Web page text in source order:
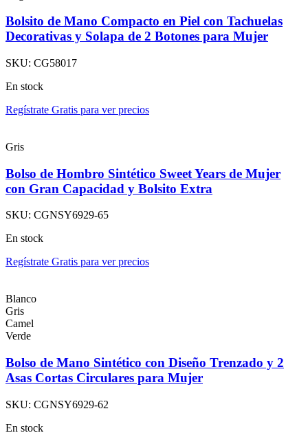
Bolsito de Mano Compacto en Piel con Tachuelas
Decorativas y Solapa de 2 Botones para Mujer
SKU: CG58017
En stock
Regístrate Gratis para ver precios
Gris
Bolso de Hombro Sintético Sweet Years de Mujer
con Gran Capacidad y Bolsito Extra
SKU: CGNSY6929-65
En stock
Regístrate Gratis para ver precios
Blanco
Gris
Camel
Verde
Bolso de Mano Sintético con Diseño Trenzado y 2
Asas Cortas Circulares para Mujer
SKU: CGNSY6929-62
En stock